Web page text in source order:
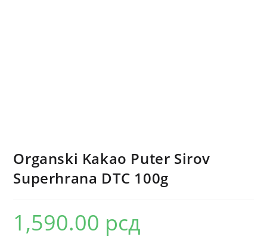
Organski Kakao Puter Sirov
Superhrana DTC 100g
1,590.00 рсд